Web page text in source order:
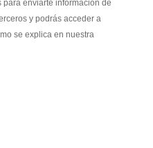
enviarte información de
y podrás acceder a
se explica en nuestra